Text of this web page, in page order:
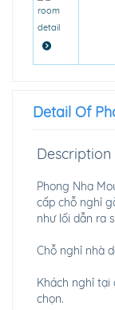
room
detail
Detail Of
Description
Phong Nha
cấp chỗ nghỉ
như lối dẫn ra
Chỗ nghỉ nhà
Khách nghỉ
chọn.